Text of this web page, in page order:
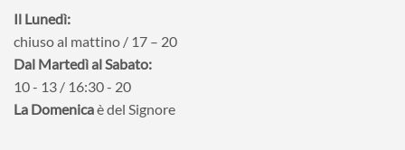
Il Lunedì:
chiuso al mattino / 17 – 20
Dal Martedì al Sabato:
10 - 13 / 16:30 - 20
La Domenicaè del Signore